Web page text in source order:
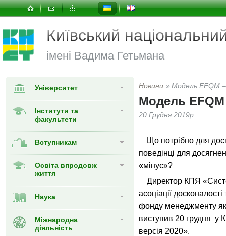
Київський
імені Вадима Гетьмана
Університет
Інститути та
факультети
Вступникам
Освіта впродовж
життя
Наука
Міжнародна
діяльність
Новини » Модель EFQM –
Модель EFQM
20 Грудня 2019р.
Що потрібно для
поведінці для
«мінус»?
Директор КПЯ
асоціації
фонду менеджменту
виступив 20 грудня у
версія 2020».